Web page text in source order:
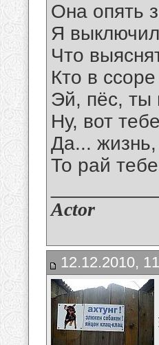
Она опять
Я
Что
Кто в
Эй, пёс, ты
Ну, вот
Да...
То рай
Actor
12.12.2010,